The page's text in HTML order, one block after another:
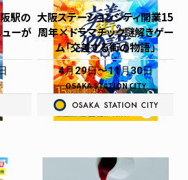
阪駅の
ーが
大阪ステーションシティ開業15
周年×ドラマチック謎解きゲー
ム「交差する街の物語」
4月29日 11月30日
OSAKA STATION CITY